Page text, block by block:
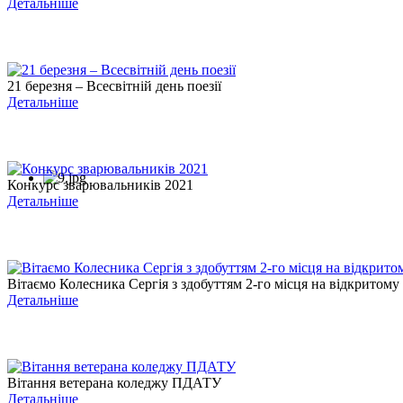
Детальніше
21 березня – Всесвітній день поезії
Детальніше
Конкурс зварювальників 2021
Детальніше
Вітаємо Колесника Сергія з здобуттям 2-го місця на відкритому
Детальніше
Вітання ветерана коледжу ПДАТУ
Детальніше